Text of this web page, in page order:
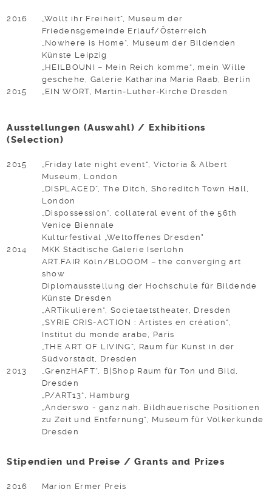
2016
„Wollt ihr Freiheit“, Museum der
Friedensgemeinde Erlauf/Österreich
„Nowhere is Home“, Museum der Bildenden
Künste Leipzig
„HEILBOUNI – Mein Reich komme“, mein Wille
geschehe, Galerie Katharina Maria Raab, Berlin
2015
„EIN WORT, Martin-Luther-Kirche Dresden
Ausstellungen (Auswahl) / Exhibitions
(Selection)
2015
„Friday late night event“, Victoria & Albert
Museum, London
„DISPLACED“, The Ditch, Shoreditch Town Hall,
London
„Dispossession“, collateral event of the 56th
Venice Biennale
Kulturfestival „Weltoffenes Dresden"
2014
MKK Städtische Galerie Iserlohn
ART.FAIR Köln/BLOOOM – the converging art
show
Diplomausstellung der Hochschule für Bildende
Künste Dresden
„ARTikulieren“, Societaetstheater, Dresden
„SYRIE CRIS-ACTION : Artistes en création“,
Institut du monde arabe, Paris
„THE ART OF LIVING“, Raum für Kunst in der
Südvorstadt, Dresden
2013
„GrenzHAFT“, B|Shop Raum für Ton und Bild,
Dresden
„P/ART13“, Hamburg
„Anderswo - ganz nah. Bildhauerische Positionen
zu Zeit und Entfernung“, Museum für Völkerkunde
Dresden
Stipendien und Preise / Grants and Prizes
2016 Marion Ermer Preis